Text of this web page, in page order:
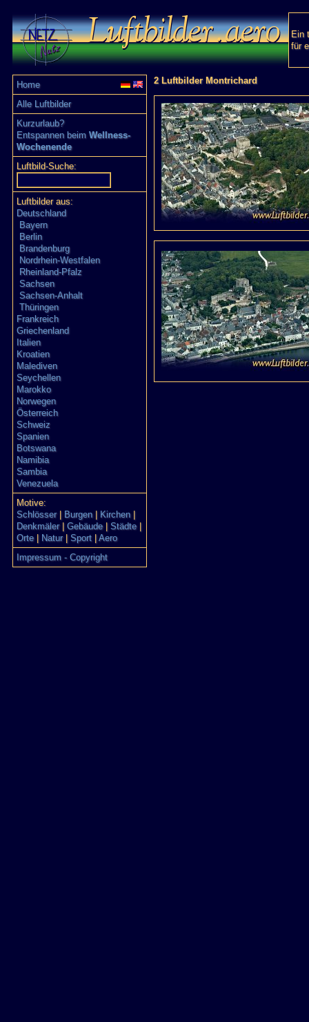
Ein
für
Home
Alle Luftbilder
Kurzurlaub?
Entspannen beim Wellness-
Wochenende
Luftbild-Suche:
Luftbilder aus:
Deutschland
Bayern
Berlin
Brandenburg
Nordrhein-Westfalen
Rheinland-Pfalz
Sachsen
Sachsen-Anhalt
Thüringen
Frankreich
Griechenland
Italien
Kroatien
Malediven
Seychellen
Marokko
Norwegen
Österreich
Schweiz
Spanien
Botswana
Namibia
Sambia
Venezuela
Motive:
Schlösser| Burgen| Kirchen|
Denkmäler| Gebäude| Städte|
Orte| Natur| Sport
Aero
Impressum - Copyright
2 Luftbilder Montrichard